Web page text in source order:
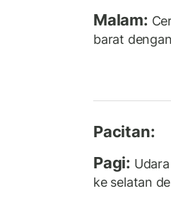
Malam:
barat
Pacitan:
Pagi:
ke selatan